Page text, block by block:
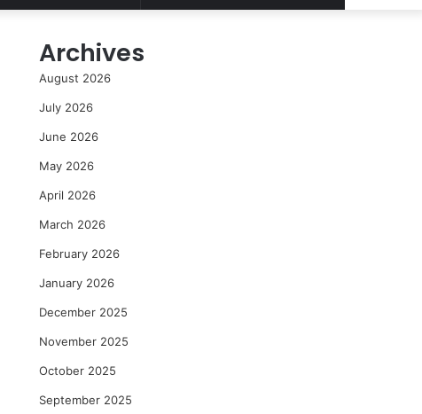
Archives
August 2026
July 2026
June 2026
May 2026
April 2026
March 2026
February 2026
January 2026
December 2025
November 2025
October 2025
September 2025